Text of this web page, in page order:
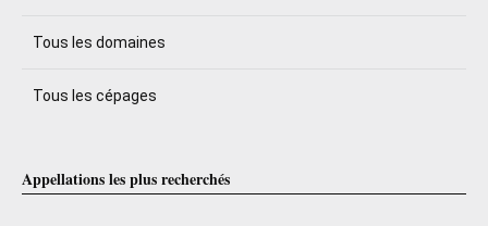
Tous les domaines
Tous les cépages
Appellations les plus recherchés